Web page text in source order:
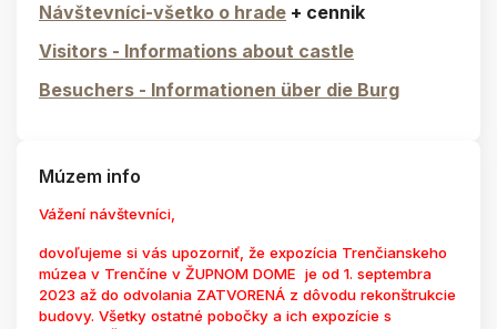
Návštevníci-všetko o hrade + cennik
Visitors - Informations about castle
Besuchers - Informationen über die Burg
Múzem info
Vážení návštevníci,
dovoľujeme si vás upozorniť, že expozícia Trenčianskeho
múzea v Trenčíne v ŽUPNOM DOME je od 1. septembra
2023 až do odvolania ZATVORENÁ z dôvodu rekonštrukcie
budovy. Všetky ostatné pobočky a ich expozície s